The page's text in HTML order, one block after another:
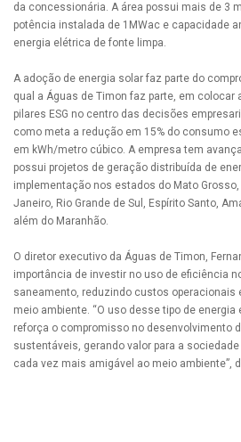
da concessionária. A área possui mais de 3
potência instalada de 1MWac e capacidade
energia elétrica de fonte limpa.
A adoção de energia solar faz parte do
qual a Águas de Timon faz parte, em colocar
pilares ESG no centro das decisões
como meta a redução em 15% do consumo
em kWh/metro cúbico. A empresa tem
possui projetos de geração distribuída de
implementação nos estados do Mato Grosso,
Janeiro, Rio Grande de Sul, Espírito Santo,
além do Maranhão.
O diretor executivo da Águas de Timon,
importância de investir no uso de eficiência
saneamento, reduzindo custos operacionais
meio ambiente. “O uso desse tipo de
reforça o compromisso no desenvolvimento
sustentáveis, gerando valor para a sociedade
cada vez mais amigável ao meio ambiente”,